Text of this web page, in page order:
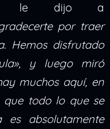
le dijo a
por traer
Hemos disfrutado
y luego miró
muchos aquí, en
que todo lo que se
absolutamente